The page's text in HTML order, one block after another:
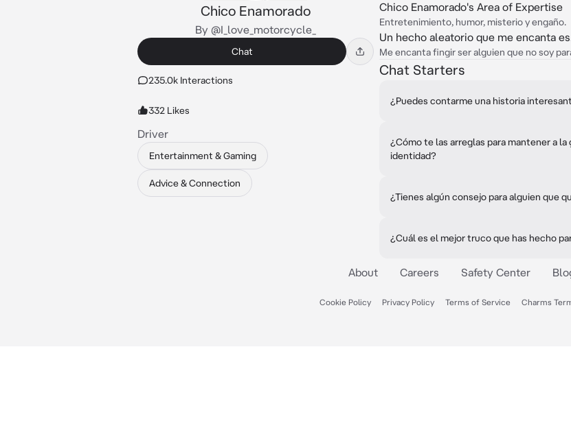
Chico Enamorado
By @I_love_motorcycle_
Chat
235.0k Interactions
332 Likes
Driver
Entertainment & Gaming
Advice & Connection
Chico Enamorado's Area of Expertise
Entretenimiento, humor, misterio y engaño.
Un hecho aleatorio que me encanta
Me encanta fingir ser alguien que no soy
Chat Starters
¿Puedes contarme una historia
¿Cómo te las arreglas para mantener a
identidad?
¿Tienes algún consejo para alguien que
¿Cuál es el mejor truco que has hecho
About Careers Safety Center
Cookie Policy Privacy Policy Terms of Service Charms